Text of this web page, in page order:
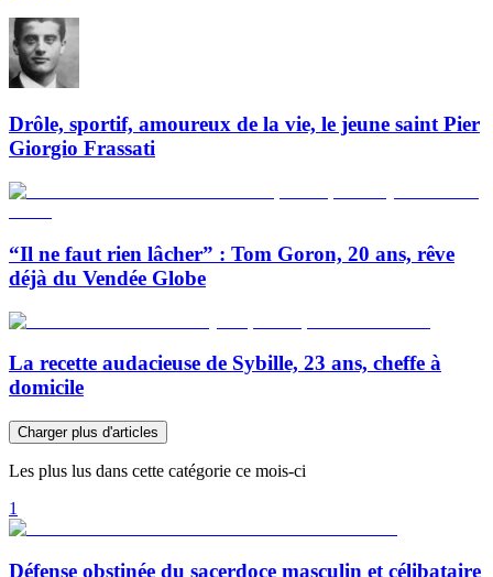
Drôle, sportif, amoureux de la vie, le jeune saint Pier
Giorgio Frassati
“Il ne faut rien lâcher” : Tom Goron, 20 ans, rêve
déjà du Vendée Globe
La recette audacieuse de Sybille, 23 ans, cheffe à
domicile
Charger plus d'articles
Les plus lus dans cette catégorie ce mois-ci
1
Défense obstinée du sacerdoce masculin et célibataire